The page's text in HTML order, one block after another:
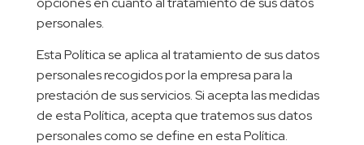
personales.
Esta Política se aplica al tratamiento de sus datos
personales recogidos por la empresa para la
prestación de sus servicios. Si acepta las medidas
de esta Política, acepta que tratemos sus datos
personales como se define en esta Política.